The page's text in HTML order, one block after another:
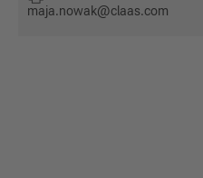
maja.nowak@claas.com